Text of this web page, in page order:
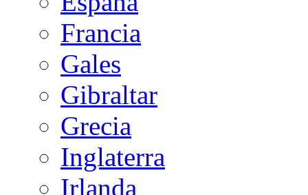
Francia
Gales
Gibraltar
Grecia
Inglaterra
Irlanda